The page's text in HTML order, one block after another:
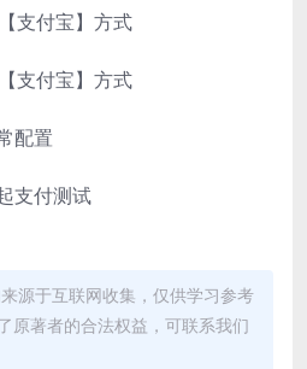
支付宝】方式
支付宝】方式
配置
支付测试
源于互联网收集，仅供学习参考
原著者的合法权益，可联系我们